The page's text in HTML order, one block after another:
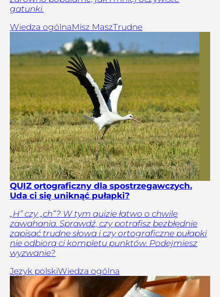
gatunki.
Wiedza ogólnaMisz MaszTrudne
QUIZ ortograficzny dla spostrzegawczych.
Uda ci się uniknąć pułapki?
„H” czy „ch”? W tym quizie łatwo o chwilę
zawahania. Sprawdź, czy potrafisz bezbłędnie
zapisać trudne słowa i czy ortograficzne pułapki
nie odbiorą ci kompletu punktów. Podejmiesz
wyzwanie?
Język polskiWiedza ogólna